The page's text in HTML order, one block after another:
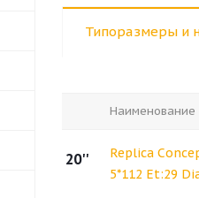
Типоразмеры и
Наименование
20''
Replica
5*112 Et:29